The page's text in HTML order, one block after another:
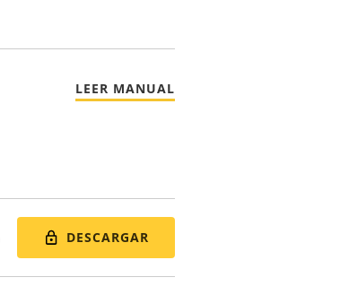
LEER MANUAL
DESCARGAR